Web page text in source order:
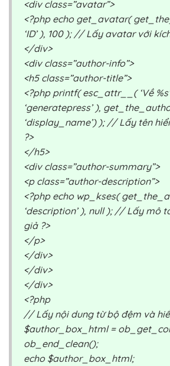
<div class=”avatar”>
<?php echo get_avatar(
‘ID’ ), 100 ); // Lấy avatar với
</div>
<div class=”author-info”>
<h5 class=”author-title”>
<?php printf( esc_attr__( ‘Về
‘generatepress’ ),
‘display_name’) ); // Lấy tên
?>
</h5>
<div class=”author-summary”>
<p class=”author-description”>
<?php echo wp_kses(
‘description’ ), null ); // Lấy mô
giả ?>
</p>
</div>
</div>
</div>
<?php
// Lấy nội dung từ bộ đệm và
$author_box_html =
ob_end_clean();
echo $author_box_html;